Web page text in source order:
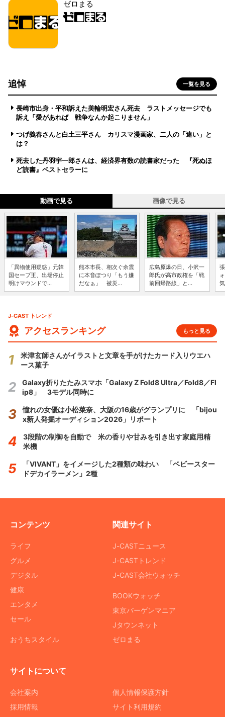
ゼロまる
追悼 一覧を見る
長崎市出身・平和訴えた美輪明宏さん死去 ラストメッセージでも
訴え「愛があれば 戦争なんか起こりません」
つげ義春さんと白土三平さん カリスマ漫画家、二人の「違い」と
は？
死去した丹羽宇一郎さんは、経済界有数の読書家だった 『死ぬほ
ど読書』ベストセラーに
動画で見る 画像で見る
「異物使用疑惑」元韓
国セーブ王、出場停止
明けマウンドで...
熊本市長、相次ぐ余震
に本音ぽつり「もう嫌
だなぁ」 被災...
広島原爆の日、小沢一
郎氏が高市政権を「戦
前回帰路線」と...
J-CAST トレンド
アクセスランキング もっと見る
米津玄師さんがイラストと文章を手がけたカード入りウエハ
ース菓子
Galaxy折りたたみスマホ「Galaxy Z Fold8 Ultra／Fold8／Fl
ip8」 3モデル同時に
憧れの女優は小松菜奈、大阪の16歳がグランプリに 「bijou
x新人発掘オーディション2026」リポート
3段階の制御を自動で 米の香りや甘みを引き出す家庭用精
米機
「VIVANT」をイメージした2種類の味わい 「ベビースター
ドデカイラーメン」2種
コンテンツ
ライフ
グルメ
デジタル
健康
エンタメ
セール
おうちスタイル
関連サイト
J-CASTニュース
J-CASTトレンド
J-CAST会社ウォッチ
BOOKウォッチ
東京バーゲンマニア
Jタウンネット
ゼロまる
サイトについて
会社案内
採用情報
個人情報保護方針
サイト利用規約